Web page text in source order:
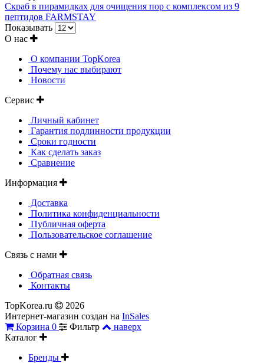
Скраб в пирамидках для очищения пор с комплексом из 9
пептидов FARMSTAY
Показывать
О нас
О компании TopKorea
Почему нас выбирают
Новости
Сервис
Личный кабинет
Гарантия подлинности продукции
Сроки годности
Как сделать заказ
Сравнение
Информация
Доставка
Политика конфиденциальности
Публичная оферта
Пользовательское соглашение
Связь с нами
Обратная связь
Контакты
TopKorea.ru
2026
Интернет-магазин создан на InSales
Корзина 0 Фильтр
наверх
Каталог
Бренды